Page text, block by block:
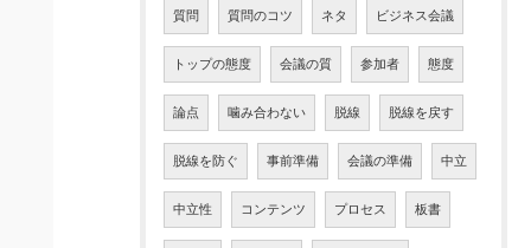
質問 質問のコツ ネタ ビジネス会議
トップの態度 会議の質 参加者 態度
論点 噛み合わない 脱線 脱線を戻す
脱線を防ぐ 事前準備 会議の準備 中立
中立性 コンテンツ プロセス 板書